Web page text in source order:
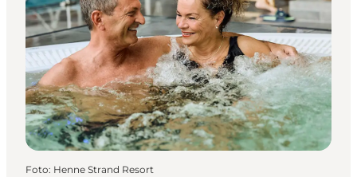
Foto: Henne Strand Resort